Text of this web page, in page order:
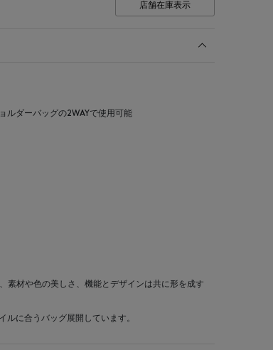
店舗在庫表示
ルダーバッグの2WAYで使用可能
素材や色の美しさ、機能とデザインは共に形を成す
ルに合うバッグ展開しています。